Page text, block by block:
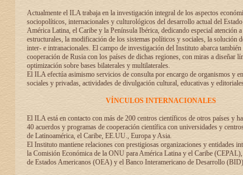
Actualmente el ILA trabaja en la investigación integral de los aspectos
sociopolíticos, internacionales y culturológicos del desarrollo actual del
América Latina, el Caribe y la Península Ibérica, dedicando especial atención
estructurales, la modificación de los sistemas políticos y sociales, la solución
inter- e intranacionales. El campo de investigación del Instituto abarca también
cooperación de Rusia con los países de dichas regiones, con miras a diseñar
optimización sobre bases bilaterales y multilaterales.
El ILA efectúa asimismo servicios de consulta por encargo de organismos y
sociales y privadas, actividades de divulgación cultural, educativas y
VÍNCULOS INTERNACIONALES
El ILA está en contacto con más de 200 centros científicos de otros países y
40 acuerdos y programas de cooperación científica con universidades y
de Latinoamérica, el Caribe, EE.UU., Europa y Asia.
El Instituto mantiene relaciones con prestigiosas organizaciones y entidades
la Comisión Económica de la ONU para América Latina y el Caribe
de Estados Americanos (OEA) y el Banco Interamericano de Desarrollo